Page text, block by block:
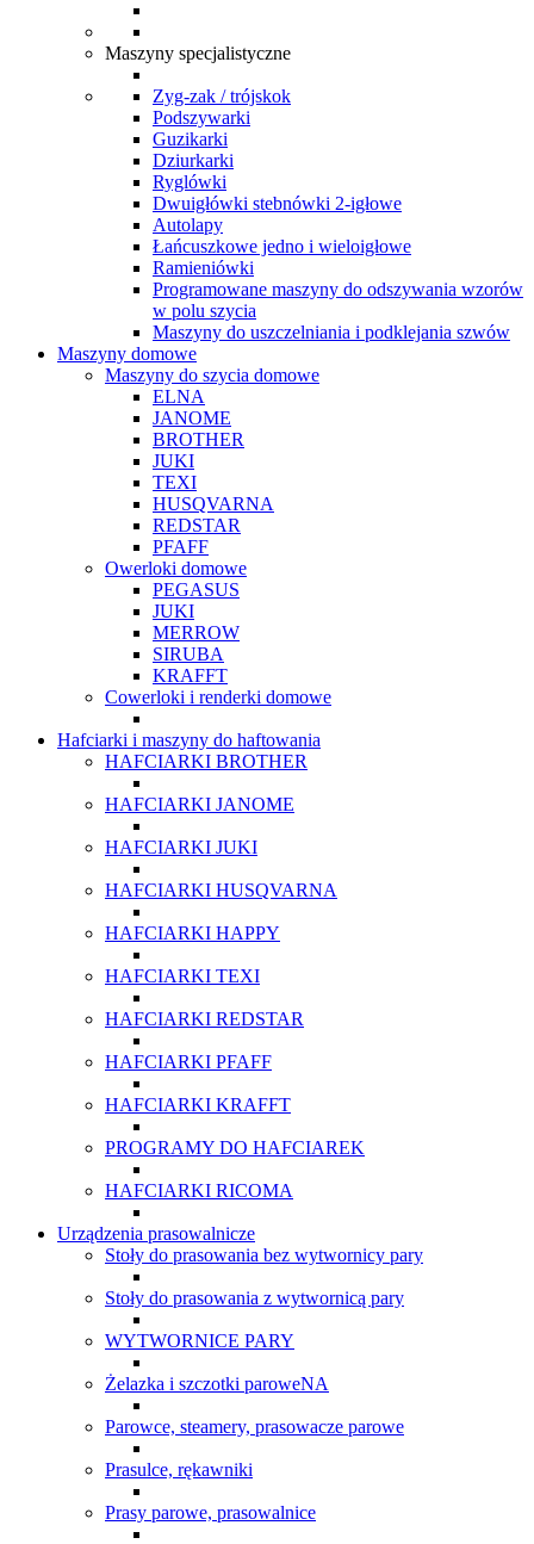
Maszyny specjalistyczne
Zyg-zak / trójskok
Podszywarki
Guzikarki
Dziurkarki
Ryglówki
Dwuigłówki stebnówki 2-igłowe
Autolapy
Łańcuszkowe jedno i wieloigłowe
Ramieniówki
Programowane maszyny do odszywania wzorów
w polu szycia
Maszyny do uszczelniania i podklejania szwów
Maszyny domowe
Maszyny do szycia domowe
ELNA
JANOME
BROTHER
JUKI
TEXI
HUSQVARNA
REDSTAR
PFAFF
Owerloki domowe
PEGASUS
JUKI
MERROW
SIRUBA
KRAFFT
Cowerloki i renderki domowe
Hafciarki i maszyny do haftowania
HAFCIARKI BROTHER
HAFCIARKI JANOME
HAFCIARKI JUKI
HAFCIARKI HUSQVARNA
HAFCIARKI HAPPY
HAFCIARKI TEXI
HAFCIARKI REDSTAR
HAFCIARKI PFAFF
HAFCIARKI KRAFFT
PROGRAMY DO HAFCIAREK
HAFCIARKI RICOMA
Urządzenia prasowalnicze
Stoły do prasowania bez wytwornicy pary
Stoły do prasowania z wytwornicą pary
WYTWORNICE PARY
Żelazka i szczotki paroweNA
Parowce, steamery, prasowacze parowe
Prasulce, rękawniki
Prasy parowe, prasowalnice